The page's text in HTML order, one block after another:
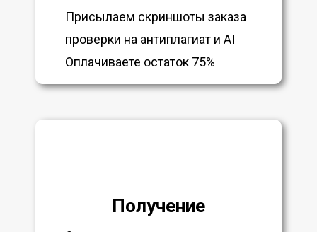
Присылаем скриншоты заказа
проверки на антиплагиат и AI
Оплачиваете остаток 75%
Получение